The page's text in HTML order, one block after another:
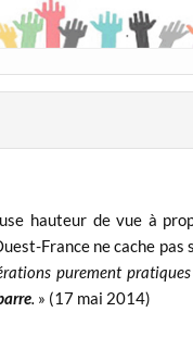
hauteur de vue à
France ne cache pas
purement pratiques
» (17 mai 2014)